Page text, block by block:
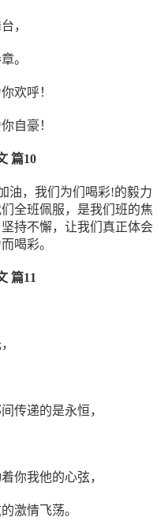
，
。
欢呼！
自豪！
篇10
油，我们为们喝彩!的毅力
全班佩服，是我们班的焦
持不懈，让我们真正体会
喝彩。
篇11
传递的是永恒，
你我他的心弦，
激情飞荡。